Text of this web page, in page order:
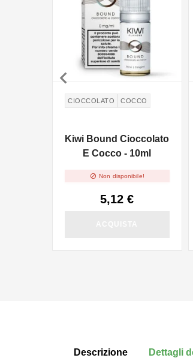
CIOCCOLATO COCCO
Kiwi Bound Cioccolato
E Cocco - 10ml
 Non disponibile!
5,12 €

Descrizione Dettagli